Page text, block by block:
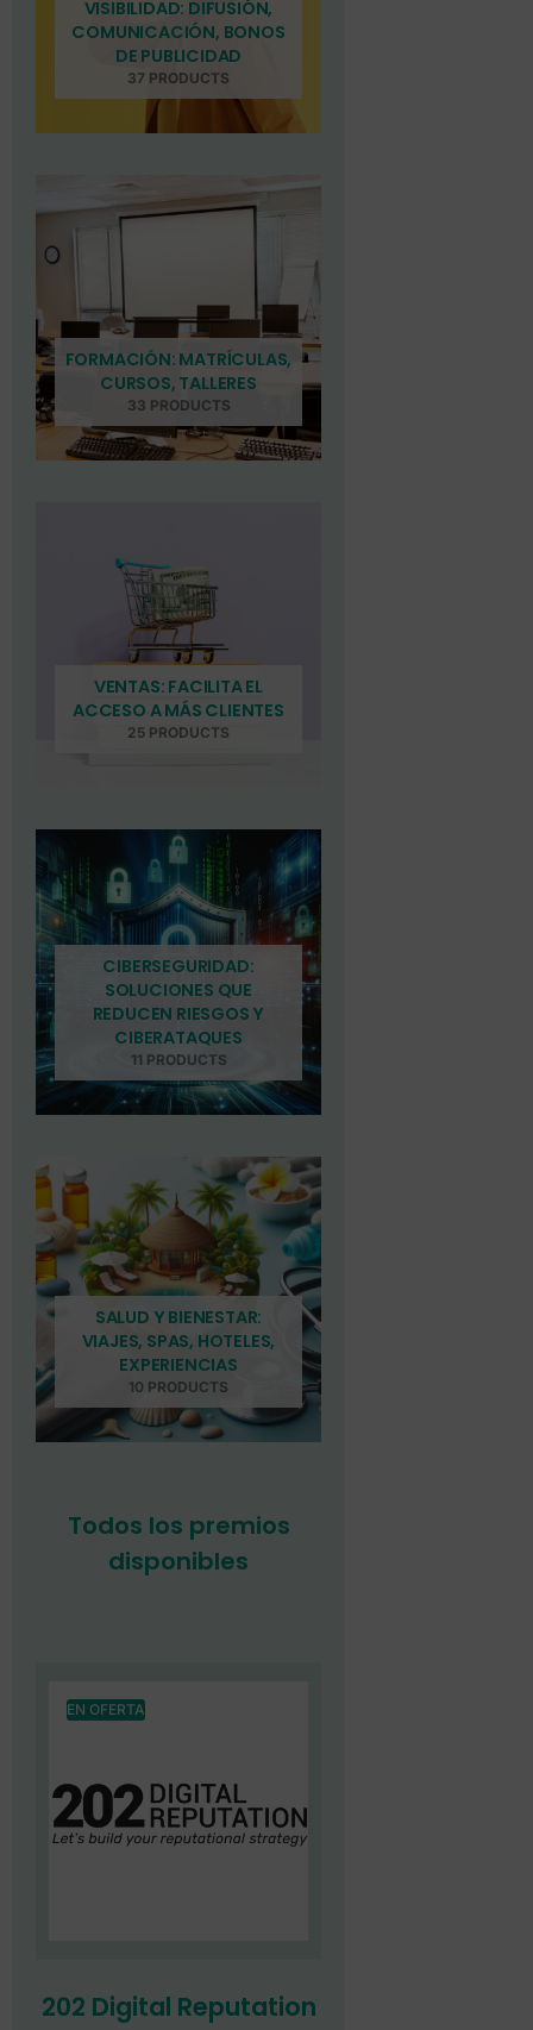
VISIBILIDAD: DIFUSIÓN,
COMUNICACIÓN, BONOS
DE PUBLICIDAD
37 PRODUCTS
FORMACIÓN: MATRÍCULAS,
CURSOS, TALLERES
33 PRODUCTS
VENTAS: FACILITA EL
ACCESO A MÁS CLIENTES
25 PRODUCTS
CIBERSEGURIDAD:
SOLUCIONES QUE
REDUCEN RIESGOS Y
CIBERATAQUES
11 PRODUCTS
SALUD Y BIENESTAR:
VIAJES, SPAS, HOTELES,
EXPERIENCIAS
10 PRODUCTS
Todos los premios
disponibles
EN OFERTA
202 Digital Reputation